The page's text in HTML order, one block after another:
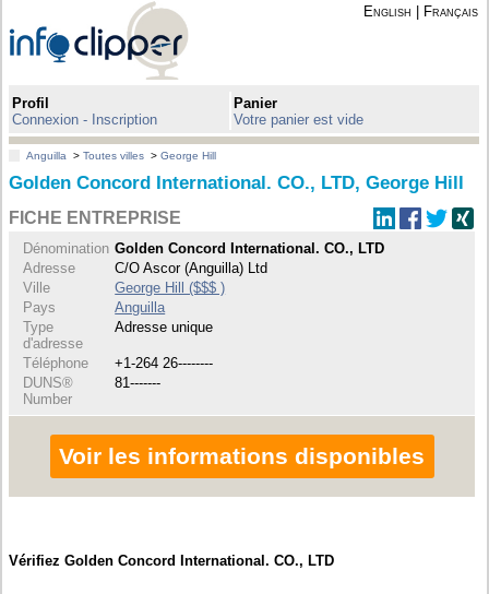
English Français
Profil
Connexion - Inscription
Panier
Votre panier est vide
Anguilla >Toutes villes >George Hill
Golden Concord International. CO., LTD, George Hill
FICHE ENTREPRISE
Dénomination Golden Concord International. CO., LTD
Adresse
C/O Ascor (Anguilla) Ltd
Ville
George Hill ($$$ )
Pays
Anguilla
Type
d'adresse
Adresse unique
Téléphone
+1-264 26--------
DUNS®
Number
81-------
Voir les informations disponibles
Vérifiez Golden Concord International. CO., LTD